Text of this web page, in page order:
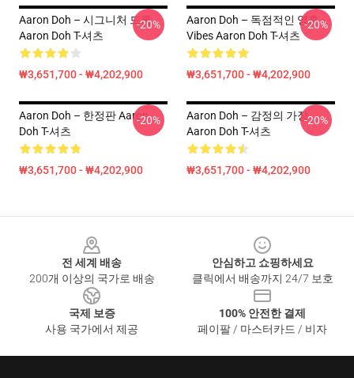
Aaron Doh – 시그니처 드롭
Aaron Doh T-셔츠
₩3,651,700 - ₩4,202,900
-20%
Aaron Doh – 독점적인 영혼
Vibes Aaron Doh T-셔츠
₩3,651,700 - ₩4,202,900
-20%
Aaron Doh – 한정판 Aaron
Doh T-셔츠
₩3,651,700 - ₩4,202,900
-20%
Aaron Doh – 감정의 가장
Aaron Doh T-셔츠
₩3,651,700 - ₩4,202,900
-20%
전 세계 배송
200개 이상의 국가로 배송
안심하고 쇼핑하세요
클릭에서 배송까지 24/7 보호
국제 보증
사용 국가에서 제공
100% 안전한 결제
페이팔 / 마스터카드 / 비자